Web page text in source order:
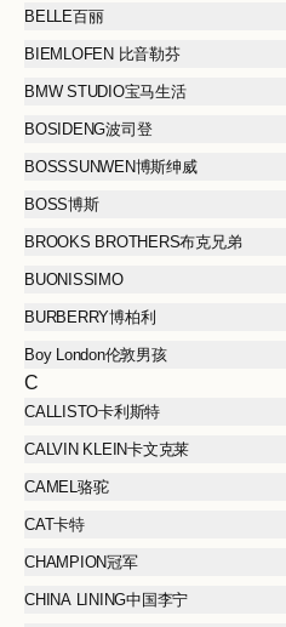
BELLE百丽
BIEMLOFEN 比音勒芬
BMW STUDIO宝马生活
BOSIDENG波司登
BOSSSUNWEN博斯绅威
BOSS博斯
BROOKS BROTHERS布克兄弟
BUONISSIMO
BURBERRY博柏利
Boy London伦敦男孩
C
CALLISTO卡利斯特
CALVIN KLEIN卡文克莱
CAMEL骆驼
CAT卡特
CHAMPION冠军
CHINA LINING中国李宁